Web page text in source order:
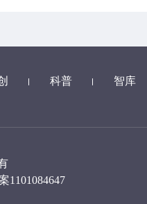
科普 智库
1101084647